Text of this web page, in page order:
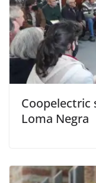
Coopelectric
Loma Negra